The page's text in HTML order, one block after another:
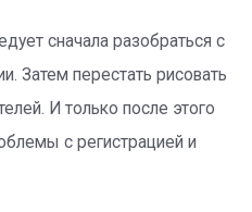
сначала разобраться с
Затем перестать рисовать
И только после этого
с регистрацией и